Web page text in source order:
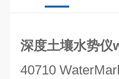
深度土壤水势仪
40710